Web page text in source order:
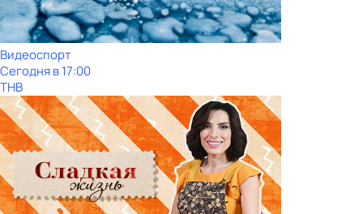
Видеоспорт
Сегодня в 17:00
ТНВ